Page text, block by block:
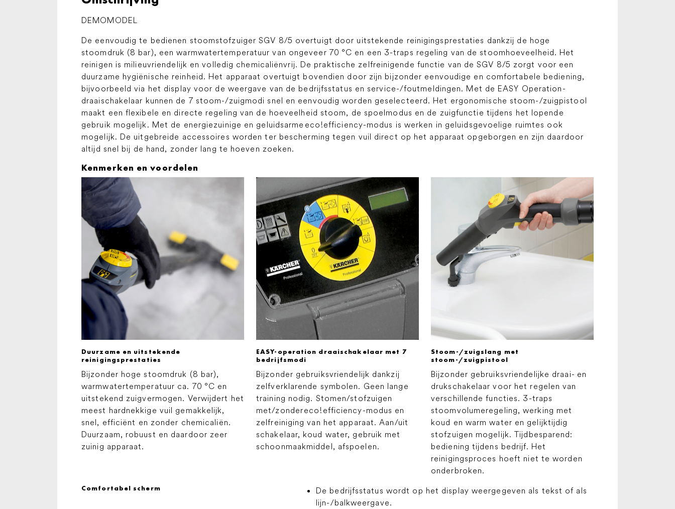
DEMOMODEL
De eenvoudig te bedienen stoomstofzuiger SGV 8/5 overtuigt door uitstekende reinigingsprestaties dankzij de hoge
stoomdruk (8 bar), een warmwatertemperatuur van ongeveer 70 °C en een 3-traps regeling van de stoomhoeveelheid. Het
reinigen is milieuvriendelijk en volledig chemicaliënvrij. De praktische zelfreinigende functie van de SGV 8/5 zorgt voor een
duurzame hygiënische reinheid. Het apparaat overtuigt bovendien door zijn bijzonder eenvoudige en comfortabele bediening,
bijvoorbeeld via het display voor de weergave van de bedrijfsstatus en service-/foutmeldingen. Met de EASY Operation-
draaischakelaar kunnen de 7 stoom-/zuigmodi snel en eenvoudig worden geselecteerd. Het ergonomische stoom-/zuigpistool
maakt een flexibele en directe regeling van de hoeveelheid stoom, de spoelmodus en de zuigfunctie tijdens het lopende
gebruik mogelijk. Met de energiezuinige en geluidsarme eco!efficiency-modus is werken in geluidsgevoelige ruimtes ook
mogelijk. De uitgebreide accessoires worden ter bescherming tegen vuil direct op het apparaat opgeborgen en zijn daardoor
altijd snel bij de hand, zonder lang te hoeven zoeken.
Kenmerken en voordelen
Duurzame en uitstekende
reinigingsprestaties
Bijzonder hoge stoomdruk (8 bar),
warmwatertemperatuur ca. 70 °C en
uitstekend zuigvermogen. Verwijdert het
meest hardnekkige vuil gemakkelijk,
snel, efficiënt en zonder chemicaliën.
Duurzaam, robuust en daardoor zeer
zuinig apparaat.
EASY-operation draaischakelaar met 7
bedrijfsmodi
Bijzonder gebruiksvriendelijk dankzij
zelfverklarende symbolen. Geen lange
training nodig. Stomen/stofzuigen
met/zondereco!efficiency-modus en
zelfreiniging van het apparaat. Aan/uit
schakelaar, koud water, gebruik met
schoonmaakmiddel, afspoelen.
Stoom-/zuigslang met
stoom-/zuigpistool
Bijzonder gebruiksvriendelijke draai- en
drukschakelaar voor het regelen van
verschillende functies. 3-traps
stoomvolumeregeling, werking met
koud en warm water en gelijktijdig
stofzuigen mogelijk. Tijdbesparend:
bediening tijdens bedrijf. Het
reinigingsproces hoeft niet te worden
onderbroken.
Comfortabel scherm
De bedrijfsstatus wordt op het display weergegeven als tekst of als
lijn-/balkweergave.